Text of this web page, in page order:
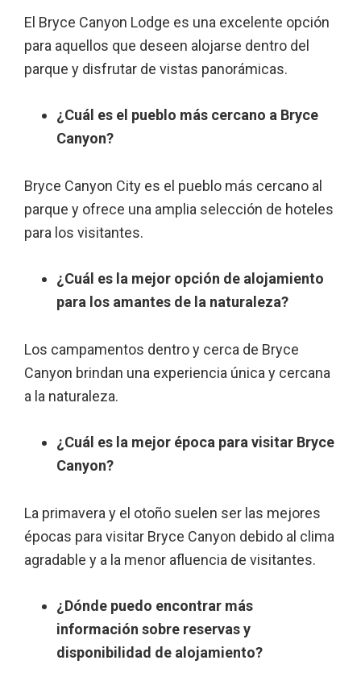
El Bryce Canyon Lodge es una excelente opción
para aquellos que deseen alojarse dentro del
parque y disfrutar de vistas panorámicas.
¿Cuál es el pueblo más cercano a Bryce
Canyon?
Bryce Canyon City es el pueblo más cercano al
parque y ofrece una amplia selección de hoteles
para los visitantes.
¿Cuál es la mejor opción de alojamiento
para los amantes de la naturaleza?
Los campamentos dentro y cerca de Bryce
Canyon brindan una experiencia única y cercana
a la naturaleza.
¿Cuál es la mejor época para visitar Bryce
Canyon?
La primavera y el otoño suelen ser las mejores
épocas para visitar Bryce Canyon debido al clima
agradable y a la menor afluencia de visitantes.
¿Dónde puedo encontrar más
información sobre reservas y
disponibilidad de alojamiento?